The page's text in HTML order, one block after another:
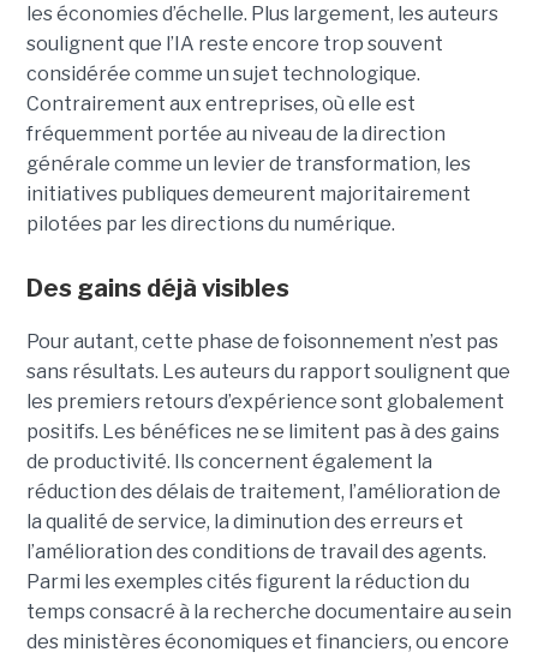
les économies d’échelle. Plus largement, les auteurs
soulignent que l’IA reste encore trop souvent
considérée comme un sujet technologique.
Contrairement aux entreprises, où elle est
fréquemment portée au niveau de la direction
générale comme un levier de transformation, les
initiatives publiques demeurent majoritairement
pilotées par les directions du numérique.
Des gains déjà visibles
Pour autant, cette phase de foisonnement n’est pas
sans résultats. Les auteurs du rapport soulignent que
les premiers retours d’expérience sont globalement
positifs. Les bénéfices ne se limitent pas à des gains
de productivité. Ils concernent également la
réduction des délais de traitement, l’amélioration de
la qualité de service, la diminution des erreurs et
l’amélioration des conditions de travail des agents.
Parmi les exemples cités figurent la réduction du
temps consacré à la recherche documentaire au sein
des ministères économiques et financiers, ou encore